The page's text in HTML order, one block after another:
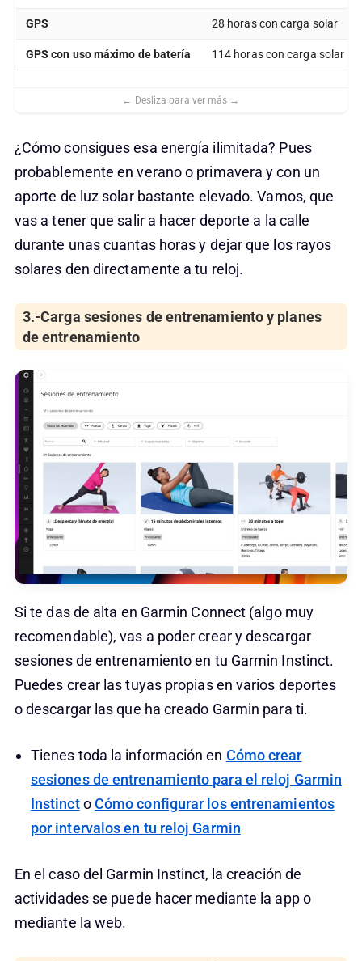
GPS 28 horas con carga solar
GPS con uso máximo de batería 114 horas con carga solar
¿Cómo consigues esa energía ilimitada? Pues
probablemente en verano o primavera y con un
aporte de luz solar bastante elevado. Vamos, que
vas a tener que salir a hacer deporte a la calle
durante unas cuantas horas y dejar que los rayos
solares den directamente a tu reloj.
3.-Carga sesiones de entrenamiento y planes
de entrenamiento
Si te das de alta en Garmin Connect (algo muy
recomendable), vas a poder crear y descargar
sesiones de entrenamiento en tu Garmin Instinct.
Puedes crear las tuyas propias en varios deportes
o descargar las que ha creado Garmin para ti.
Tienes toda la información en Cómo crear
sesiones de entrenamiento para el reloj Garmin
InstinctoCómo configurar los entrenamientos
por intervalos en tu reloj Garmin
En el caso del Garmin Instinct, la creación de
actividades se puede hacer mediante la app o
mediante la web.